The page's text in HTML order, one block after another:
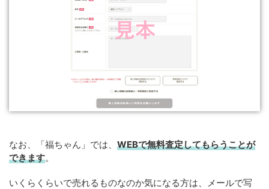
なお、「福ちゃん」では、 WEBで無料査定してもらうことが
できます。
いくらくらいで売れるものなのか気になる方は、メールで写